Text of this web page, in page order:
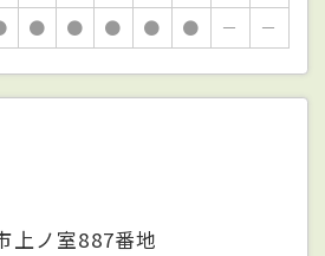
● ● ● ● ● － －
上ノ室887番地